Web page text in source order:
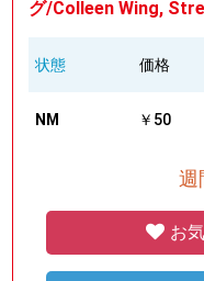
グ/Colleen Wing,
状態 価格
NM ￥50
週
お